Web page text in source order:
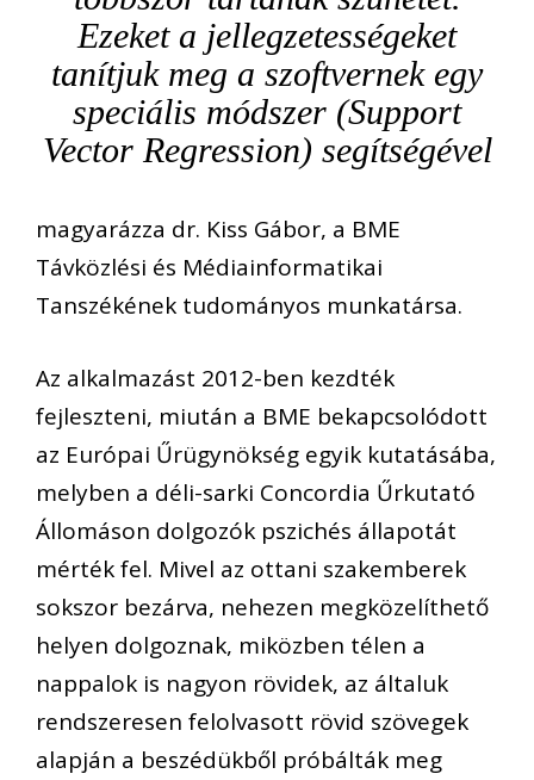
Ezeket a jellegzetességeket
tanítjuk meg a szoftvernek egy
speciális módszer (Support
Vector Regression) segítségével
magyarázza dr. Kiss Gábor, a BME
Távközlési és Médiainformatikai
Tanszékének tudományos munkatársa.
Az alkalmazást 2012-ben kezdték
fejleszteni, miután a BME bekapcsolódott
az Európai Űrügynökség egyik kutatásába,
melyben a déli-sarki Concordia Űrkutató
Állomáson dolgozók pszichés állapotát
mérték fel. Mivel az ottani szakemberek
sokszor bezárva, nehezen megközelíthető
helyen dolgoznak, miközben télen a
nappalok is nagyon rövidek, az általuk
rendszeresen felolvasott rövid szövegek
alapján a beszédükből próbálták meg